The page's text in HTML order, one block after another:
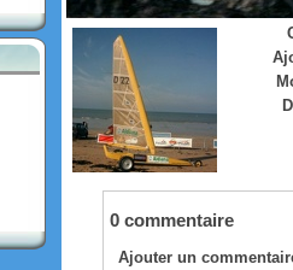
0 commentaire
Ajouter un